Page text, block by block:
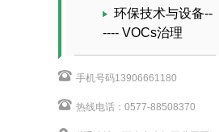
环保技术与设备--
---- VOCs治理
手机号码13906661180
热线电话：0577-88508370